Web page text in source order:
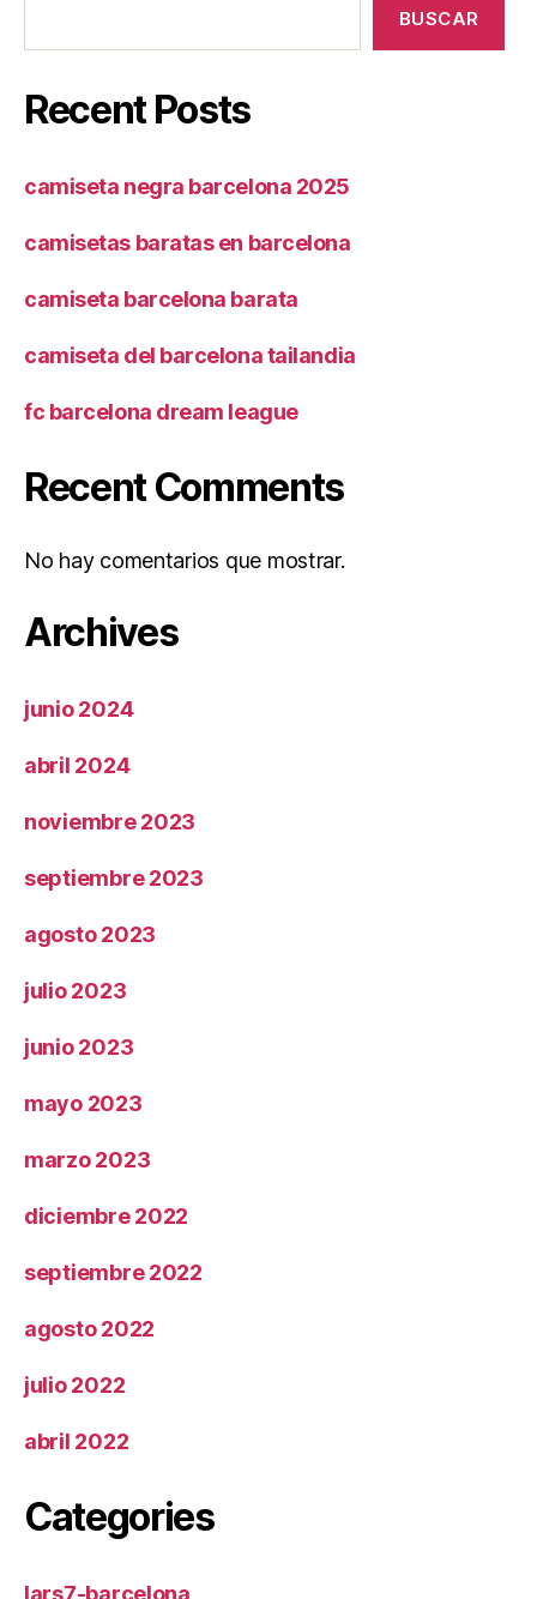
BUSCAR
Recent Posts
camiseta negra barcelona 2025
camisetas baratas en barcelona
camiseta barcelona barata
camiseta del barcelona tailandia
fc barcelona dream league
Recent Comments
No hay comentarios que mostrar.
Archives
junio 2024
abril 2024
noviembre 2023
septiembre 2023
agosto 2023
julio 2023
junio 2023
mayo 2023
marzo 2023
diciembre 2022
septiembre 2022
agosto 2022
julio 2022
abril 2022
Categories
lars7-barcelona